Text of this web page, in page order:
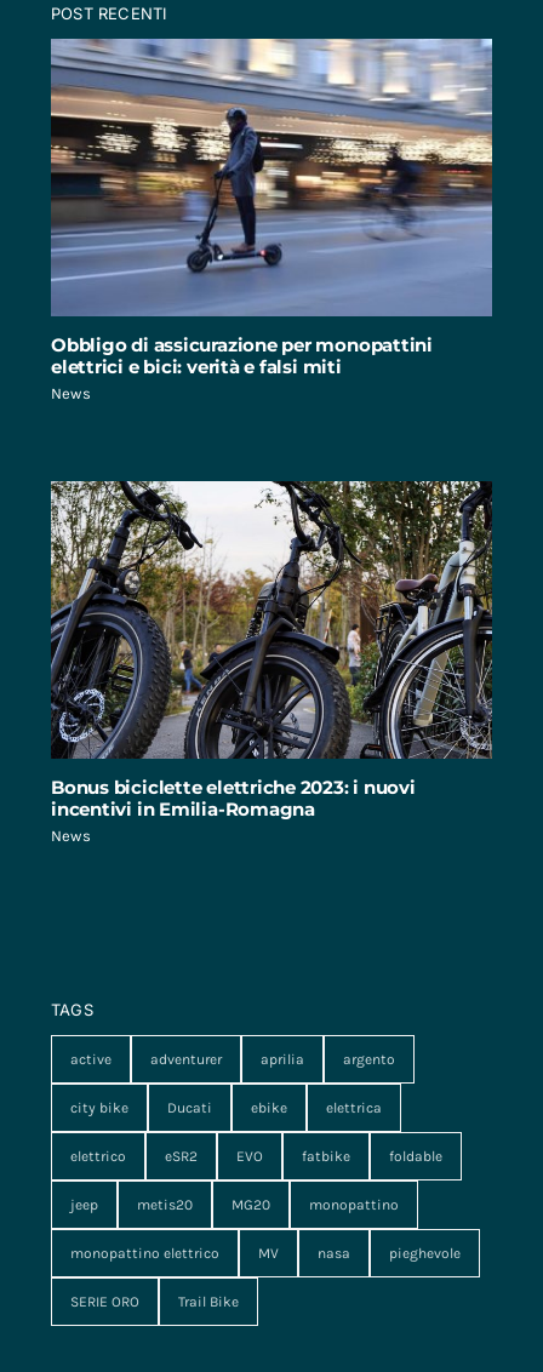
POST RECENTI
Obbligo di assicurazione per monopattini
elettrici e bici: verità e falsi miti
News
Bonus biciclette elettriche 2023: i nuovi
incentivi in Emilia-Romagna
News
TAGS
active adventurer aprilia argento
city bike Ducati ebike elettrica
elettrico eSR2 EVO fatbike foldable
jeep metis20 MG20 monopattino
monopattino elettrico MV nasa pieghevole
SERIE ORO Trail Bike